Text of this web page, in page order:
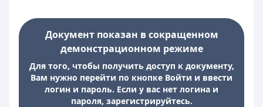
Документ показан в сокращенном
демонстрационном режиме
Для того, чтобы получить доступ к документу,
Вам нужно перейти по кнопке Войти и ввести
логин и пароль. Если у вас нет логина и
пароля, зарегистрируйтесь.